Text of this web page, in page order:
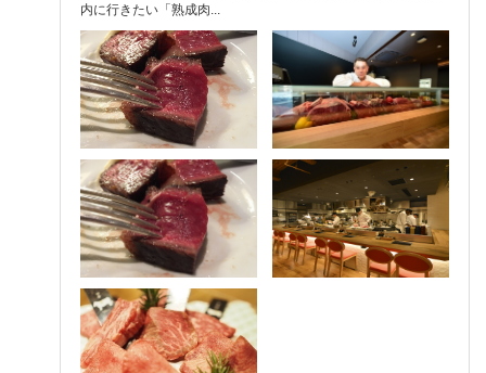
内に行きたい「熟成肉...